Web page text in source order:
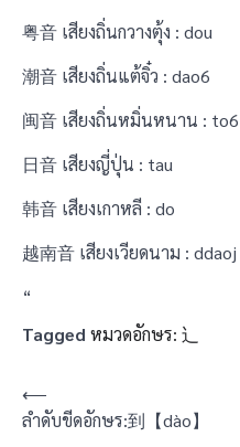
粤音 เสียงถิ่นกวางตุ้ง : dou
潮音 เสียงถิ่นแต้จิ๋ว : dao6
闽音 เสียงถิ่นหมิ่นหนาน : to6
日音 เสียงญี่ปุ่น : tau
韩音 เสียงเกาหลี : do
越南音 เสียงเวียดนาม : ddaoj
“
Tagged หมวดอักษร: 辶
แนะแนว
เรื่อง
⟵
ลำดับขีดอักษร:到【dào】